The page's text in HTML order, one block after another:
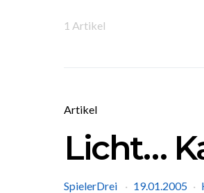
1 Artikel
Artikel
Licht…
SpielerDrei 19.01.2005